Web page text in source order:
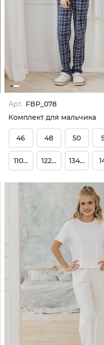
Арт. FBP_078
Комплект для мальчика
46 48 50
110-116 122-128 134-140